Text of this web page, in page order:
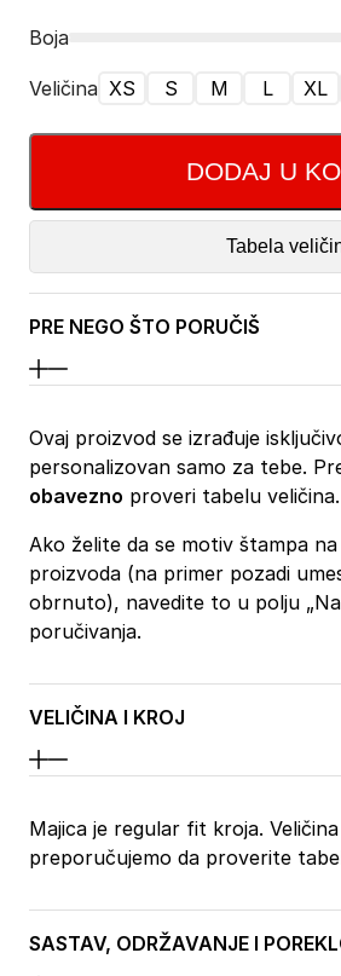
Boja
Veličina XS S M L XL
DODAJ U
Tabela
PRE NEGO ŠTO PORUČIŠ
Ovaj proizvod se izrađuje
personalizovan samo za tebe.
obavezno proveri tabelu veličina.
Ako želite da se motiv štampa
proizvoda (na primer pozadi
obrnuto), navedite to u polju
poručivanja.
VELIČINA I KROJ
Majica je regular fit kroja.
preporučujemo da proverite
SASTAV, ODRŽAVANJE I